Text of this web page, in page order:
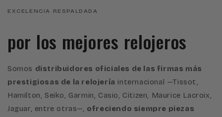
EXCELENCIA RESPALDADA
por los mejores relojeros
Somos distribuidores oficiales de las firmas más
prestigiosas de la relojería internacional —Tissot,
Hamilton, Seiko, Garmin, Casio, Citizen, Maurice Lacroix,
Jaguar, entre otras—, ofreciendo siempre piezas